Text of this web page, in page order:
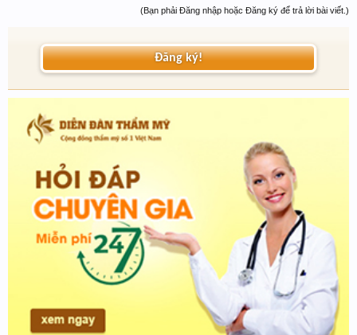
(Bạn phải Đăng nhập hoặc Đăng ký để trả lời bài viết.)
Đăng ký!